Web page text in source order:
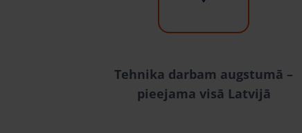
Tehnika darbam augstumā –
pieejama visā Latvijā